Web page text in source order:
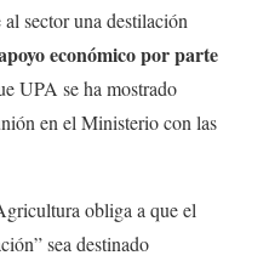
sector una destilación
económico por parte
UPA se ha mostrado
en el Ministerio con las
obliga a que el
sea destinado